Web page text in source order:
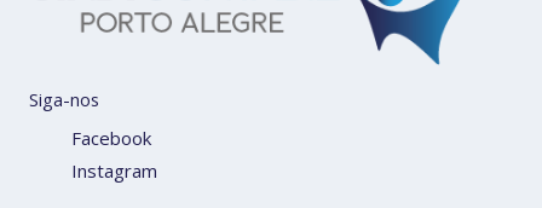
Siga-nos
Facebook
Instagram